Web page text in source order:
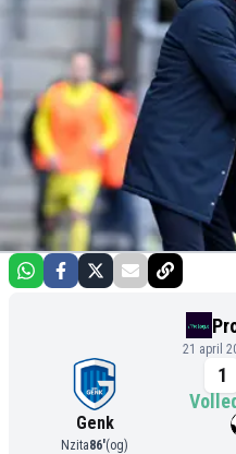
21 april
Genk
Nzita86'(og)
1